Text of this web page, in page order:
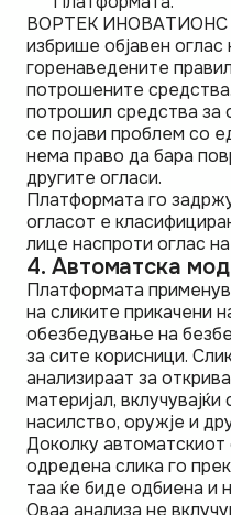
ВОРТЕК ИНОВАТИОНС
избрише објавен оглас
горенаведените
потрошените
потрошил средства за
се појави проблем со
нема право да бара
другите огласи.
Платформата го
огласот е
лице наспроти оглас
4. Автоматска
Платформата
на сликите прикачени
обезбедување на
за сите корисници.
анализираат за
материјал,
насилство, оружје и
Доколку
одредена слика го
таа ќе биде одбиена и
Оваа анализа не